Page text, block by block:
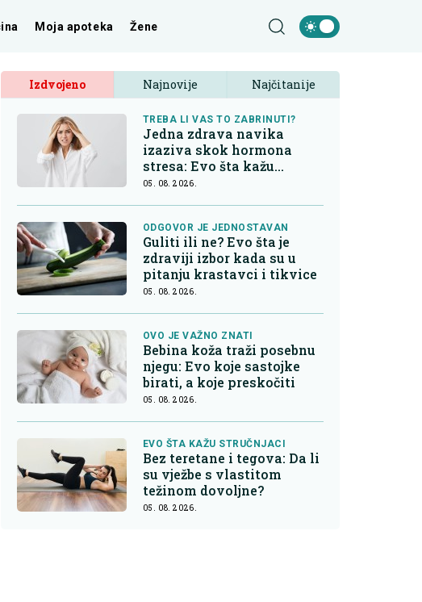
Moja apoteka Žene
Izdvojeno Najnovije Najčitanije
TREBA LI VAS TO ZABRINUTI?
Jedna zdrava navika
izaziva skok hormona
stresa: Evo šta kažu
endokrinolozi
05. 08. 2026.
ODGOVOR JE JEDNOSTAVAN
Guliti ili ne? Evo šta je
zdraviji izbor kada su u
pitanju krastavci i tikvice
05. 08. 2026.
OVO JE VAŽNO ZNATI
Bebina koža traži posebnu
njegu: Evo koje sastojke
birati, a koje preskočiti
05. 08. 2026.
EVO ŠTA KAŽU STRUČNJACI
Bez teretane i tegova: Da li
su vježbe s vlastitom
težinom dovoljne?
05. 08. 2026.